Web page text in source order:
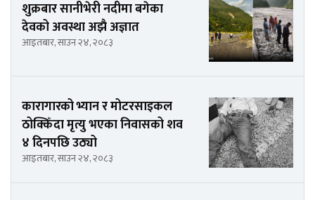
शुक्रबार सानीभेरी नदीमा बगेका
देवको अवस्था अझै अज्ञात
आइतबार, साउन २४, २०८३
कारागारको भ्यान र मोटरसाइकल
ठोक्किँदा मृत्यु भएका निवासको शव
४ दिनपछि उठ्यो
आइतबार, साउन २४, २०८३